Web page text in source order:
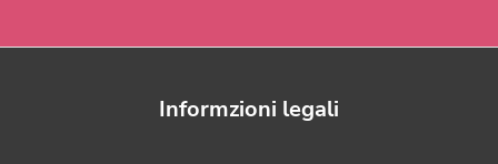
Informzioni legali